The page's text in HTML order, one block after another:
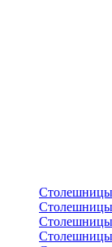
Столешницы
Столешницы